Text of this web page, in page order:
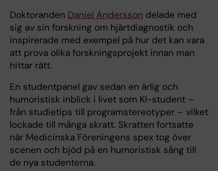
Doktoranden Daniel Andersson delade med
sig av sin forskning om hjärtdiagnostik och
inspirerade med exempel på hur det kan vara
att prova olika forskningsprojekt innan man
hittar rätt.
En studentpanel gav sedan en ärlig och
humoristisk inblick i livet som KI-student –
från studietips till programstereotyper – vilket
lockade till många skratt. Skratten fortsatte
när Medicinska Föreningens spex tog över
scenen och bjöd på en humoristisk sång till
de nya studenterna.